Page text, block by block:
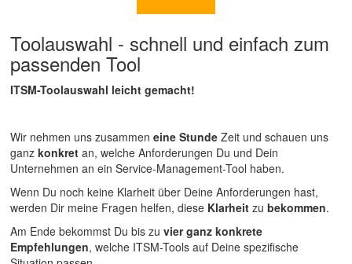
Toolauswahl - schnell und einfach zum
passenden Tool
ITSM-Toolauswahl leicht gemacht!
Wir nehmen uns zusammen eine Stunde Zeit und schauen uns
ganz konkret an, welche Anforderungen Du und Dein
Unternehmen an ein Service-Management-Tool haben.
Wenn Du noch keine Klarheit über Deine Anforderungen hast,
werden Dir meine Fragen helfen, diese Klarheit zu bekommen.
Am Ende bekommst Du bis zu vier ganz konkrete
Empfehlungen, welche ITSM-Tools auf Deine spezifische